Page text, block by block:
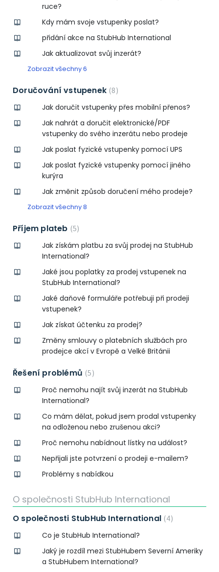
ruce?
Kdy mám svoje vstupenky poslat?
přidání akce na StubHub International
Jak aktualizovat svůj inzerát?
Zobrazit všechny 6
Doručování vstupenek 8
Jak doručit vstupenky přes mobilní přenos?
Jak nahrát a doručit elektronické/PDF
vstupenky do svého inzerátu nebo prodeje
Jak poslat fyzické vstupenky pomocí UPS
Jak poslat fyzické vstupenky pomocí jiného
kurýra
Jak změnit způsob doručení mého prodeje?
Zobrazit všechny 8
Příjem plateb 5
Jak získám platbu za svůj prodej na StubHub
International?
Jaké jsou poplatky za prodej vstupenek na
StubHub International?
Jaké daňové formuláře potřebuji při prodeji
vstupenek?
Jak získat účtenku za prodej?
Změny smlouvy o platebních službách pro
prodejce akcí v Evropě a Velké Británii
Řešení problémů 5
Proč nemohu najít svůj inzerát na StubHub
International?
Co mám dělat, pokud jsem prodal vstupenky
na odloženou nebo zrušenou akci?
Proč nemohu nabídnout lístky na událost?
Nepřijali jste potvrzení o prodeji e-mailem?
Problémy s nabídkou
O společnosti StubHub International
O společnosti StubHub International 4
Co je StubHub International?
Jaký je rozdíl mezi StubHubem Severní Ameriky
a StubHubem International?